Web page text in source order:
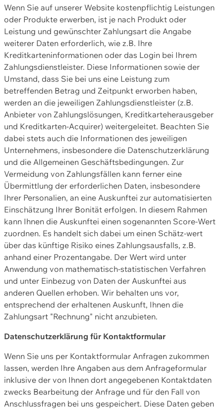
Wenn Sie auf unserer Website kostenpflichtig Leistungen
oder Produkte erwerben, ist je nach Produkt oder
Leistung und gewünschter Zahlungsart die Angabe
weiterer Daten erforderlich, wie z.B. Ihre
Kreditkarteninformationen oder das Login bei Ihrem
Zahlungsdienstleister. Diese Informationen sowie der
Umstand, dass Sie bei uns eine Leistung zum
betreffenden Betrag und Zeitpunkt erworben haben,
werden an die jeweiligen Zahlungsdienstleister (z.B.
Anbieter von Zahlungslösungen, Kreditkarteherausgeber
und Kreditkarten-Acquirer) weitergeleitet. Beachten Sie
dabei stets auch die Informationen des jeweiligen
Unternehmens, insbesondere die Datenschutzerklärung
und die Allgemeinen Geschäftsbedingungen. Zur
Vermeidung von Zahlungsfällen kann ferner eine
Übermittlung der erforderlichen Daten, insbesondere
Ihrer Personalien, an eine Auskunftei zur automatisierten
Einschätzung Ihrer Bonität erfolgen. In diesem Rahmen
kann Ihnen die Auskunftei einen sogenannten Score-Wert
zuordnen. Es handelt sich dabei um einen Schätz-wert
über das künftige Risiko eines Zahlungsausfalls, z.B.
anhand einer Prozentangabe. Der Wert wird unter
Anwendung von mathematisch-statistischen Verfahren
und unter Einbezug von Daten der Auskunftei aus
anderen Quellen erhoben. Wir behalten uns vor,
entsprechend der erhaltenen Auskunft, Ihnen die
Zahlungsart "Rechnung" nicht anzubieten.
Datenschutzerklärung für Kontaktformular
Wenn Sie uns per Kontaktformular Anfragen zukommen
lassen, werden Ihre Angaben aus dem Anfrageformular
inklusive der von Ihnen dort angegebenen Kontaktdaten
zwecks Bearbeitung der Anfrage und für den Fall von
Anschlussfragen bei uns gespeichert. Diese Daten geben